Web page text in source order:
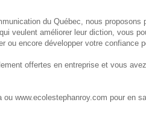
du Québec, nous proposons
veulent améliorer leur diction, vous
ou encore développer votre confiance
offertes en entreprise et vous
www.ecolestephanroy.com pour en